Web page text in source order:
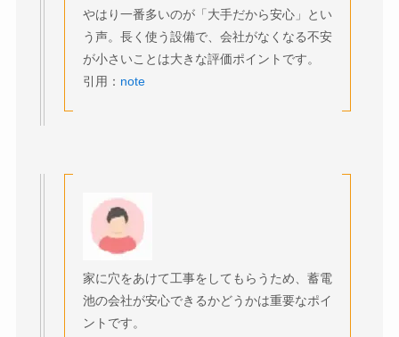
やはり一番多いのが「大手だから安心」とい
う声。長く使う設備で、会社がなくなる不安
が小さいことは大きな評価ポイントです。
引用： note
家に穴をあけて工事をしてもらうため、蓄電
池の会社が安心できるかどうかは重要なポイ
ントです。